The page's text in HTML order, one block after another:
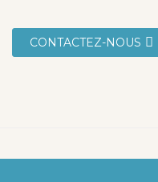
CONTACTEZ-NOUS